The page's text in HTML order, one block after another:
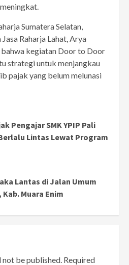
Sumatera Selatan,
Raharja Lahat, Arya
kegiatan Door to Door
strategi untuk menjangkau
pajak yang belum melunasi
Pengajar SMK YPIP Pali
Lintas Lewat Program
Lantas di Jalan Umum
Muara Enim
not be published. Required